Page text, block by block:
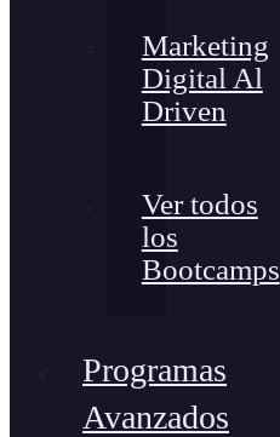
Marketing
Digital Al
Driven
Ver todos
los
Bootcamps
Programas
Avanzados